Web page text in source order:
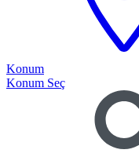
Konum
Konum Seç